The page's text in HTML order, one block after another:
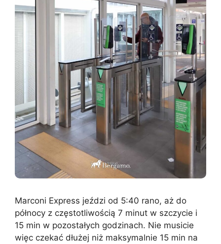
Marconi Express jeździ od 5:40 rano, aż do
północy z częstotliwością 7 minut w szczycie i
15 min w pozostałych godzinach. Nie musicie
więc czekać dłużej niż maksymalnie 15 min na